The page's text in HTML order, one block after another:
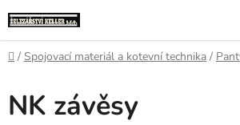
na
obsah
Domů
/ Spojovací materiál a kotevní technika /
NK závěsy